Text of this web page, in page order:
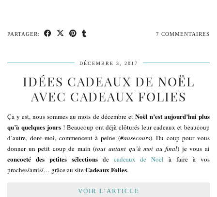
PARTAGER: 7 COMMENTAIRES
DÉCEMBRE 3, 2017
IDÉES CADEAUX DE NOËL
AVEC CADEAUX FOLIES
Ça y est, nous sommes au mois de décembre et Noël n’est aujourd’hui plus
qu’à quelques jours! Beaucoup ont déjà clôturés leur cadeaux et beaucoup
d’autre,dont moi, commencent à peine (#ausecours). Du coup pour vous
donner un petit coup de main (tout autant qu’à moi au final) je vous ai
concocté des petites sélectionsde cadeaux de Noël à faire à vos
proches/amis/… grâce au siteCadeaux Folies.
VOIR L’ARTICLE